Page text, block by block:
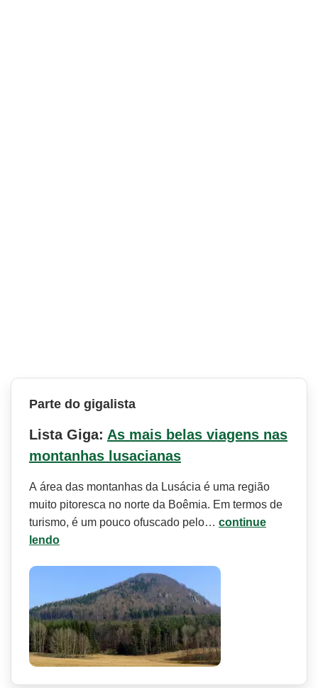
Parte do gigalista
Lista Giga: As mais belas viagens nas
montanhas lusacianas
A área das montanhas da Lusácia é uma região
muito pitoresca no norte da Boêmia. Em termos de
turismo, é um pouco ofuscado pelo… continue
lendo